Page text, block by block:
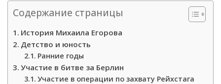
Содержание страницы
История Михаила Егорова
Детство и юность
Ранние годы
Участие в битве за Берлин
Участие в операции по захвату Рейхстага